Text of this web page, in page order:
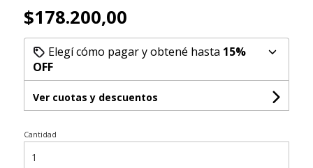
$178.200,00
Elegí cómo pagar y obtené hasta 15%
OFF
Ver cuotas y descuentos
Cantidad